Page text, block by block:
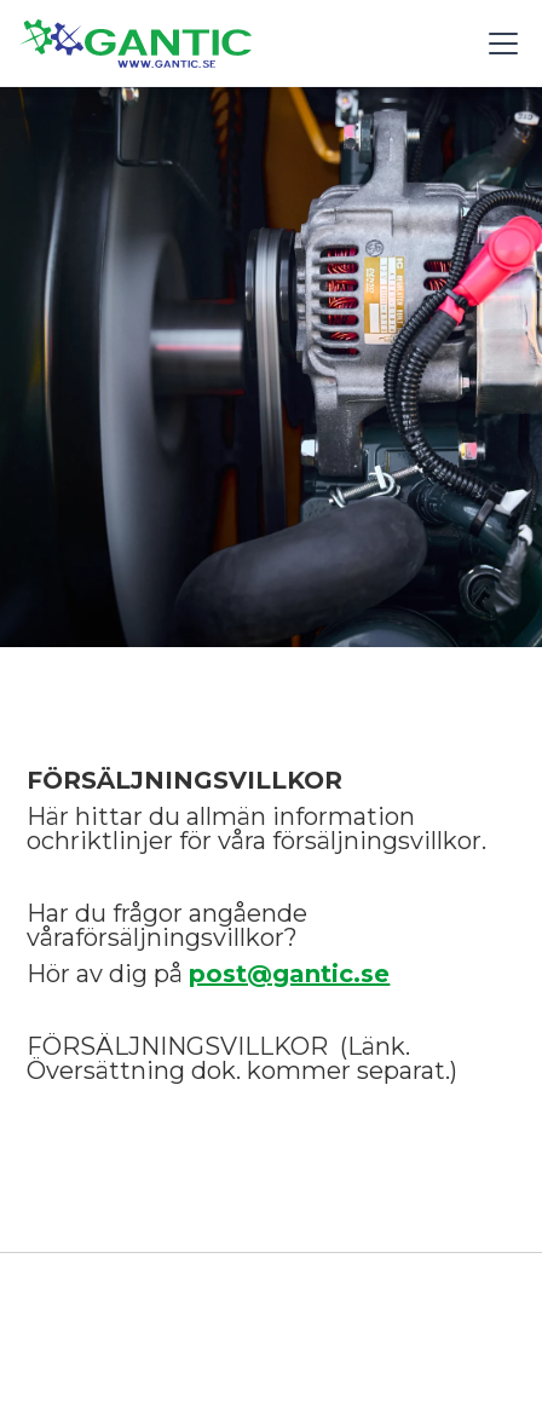
FÖRSÄLJNINGSVILLKOR
Här hittar du allmän information
ochriktlinjer för våra försäljningsvillkor.
Har du frågor angående
våraförsäljningsvillkor?
Hör av dig på post@gantic.se
FÖRSÄLJNINGSVILLKOR (Länk.
Översättning dok. kommer separat.)